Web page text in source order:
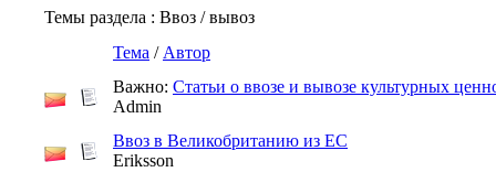
Темы раздела : Ввоз / вывоз
Тема / Автор
Важно: Статьи о ввозе и вывозе культурных
Admin
Ввоз в Великобританию из ЕС
Eriksson